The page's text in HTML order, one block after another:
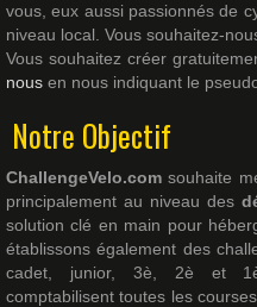
vous, eux aussi passionnés de
niveau local. Vous souhaitez-
Vous souhaitez créer
nous en nous indiquant le
Notre Objectif
ChallengeVelo.com souhaite
principalement au niveau des
solution clé en main pour
établissons également des
cadet, junior, 3è, 2è et
comptabilisent toutes les